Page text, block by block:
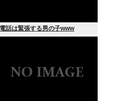
電話は緊張する男の子www